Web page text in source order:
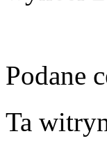
Podane
Ta